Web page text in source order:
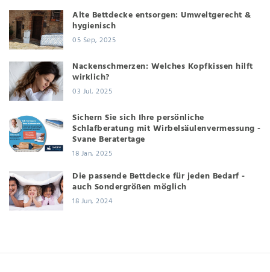
Alte Bettdecke entsorgen: Umweltgerecht &
hygienisch
05 Sep, 2025
Nackenschmerzen: Welches Kopfkissen hilft
wirklich?
03 Jul, 2025
Sichern Sie sich Ihre persönliche
Schlafberatung mit Wirbelsäulenvermessung -
Svane Beratertage
18 Jan, 2025
Die passende Bettdecke für jeden Bedarf -
auch Sondergrößen möglich
18 Jun, 2024